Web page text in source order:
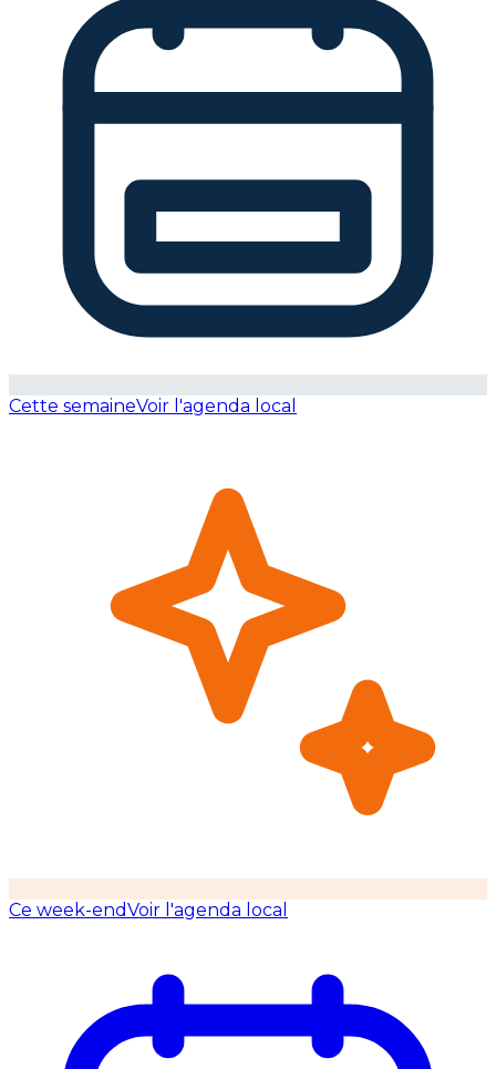
Cette semaineVoir l'agenda local
Ce week-endVoir l'agenda local